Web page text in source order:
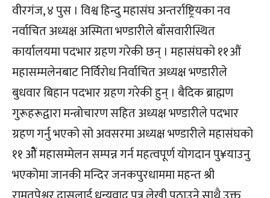
वीरगंज, ४ पुस । विश्व हिन्दु महासंघ अन्तर्राष्ट्रियका नव
नर्वाचित अध्यक्ष अस्मिता भण्डारीले बाँसवारीस्थित
कार्यालयमा पदभार ग्रहण गरेकी छन् । महासंघको ११औं
महासम्मलेनबाट निर्विरोध निर्वाचित अध्यक्ष भण्डारीले
बुधवार बिहान पदभार ग्रहण गरेकी हुन् । बैदिक ब्राह्मण
गुरूहरूद्वारा मन्त्रोचारण सहित अध्यक्ष भण्डारीले पदभार
ग्रहण गर्नु भएको सो अवसरमा अध्यक्ष भण्डारीले महासंघको
११ ओैं महासम्मेलन सम्पन्न गर्न महत्वपूर्ण योगदान पु¥याउनु
भएकोमा जानकी मन्दिर जनकपुरधाममा महन्त श्री